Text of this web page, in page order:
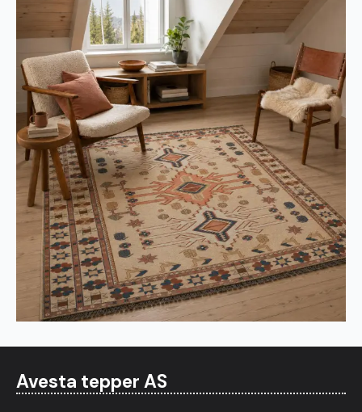
Avesta tepper AS